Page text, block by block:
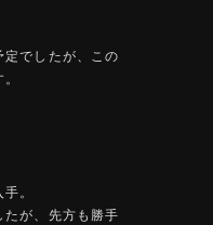
でしたが、この
。
が、先方も勝手